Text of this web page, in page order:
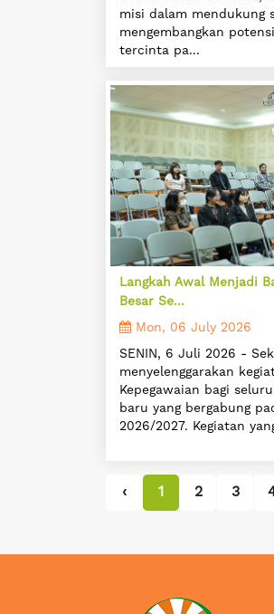
misi dalam mendukung
mengembangkan
tercinta pa...
Langkah Awal Menjadi
Besar Se...
Mon, 06 July 2026
SENIN, 6 Juli 2026 -
menyelenggarakan
Kepegawaian bagi
baru yang bergabung
2026/2027. Kegiatan
‹ 1 2 3